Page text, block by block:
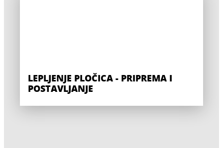
LEPLJENJE PLOČICA - PRIPREMA I
POSTAVLJANJE